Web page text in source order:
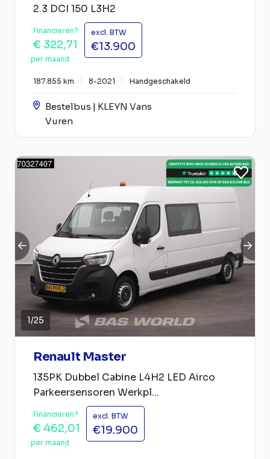
2.3 DCI 150 L3H2
Financieren?
€ 322,71
per maand
excl. BTW
€13.900
187.855 km 8-2021 Handgeschakeld
Bestelbus | KLEYN Vans
Vuren
1/25
Renault Master
135PK Dubbel Cabine L4H2 LED Airco
Parkeersensoren Werkpl...
Financieren?
€ 462,01
per maand
excl. BTW
€19.900